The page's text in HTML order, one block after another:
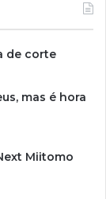
de corte
mas é hora
Miitomo